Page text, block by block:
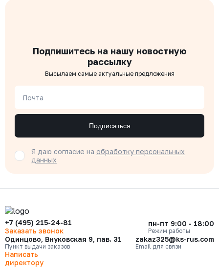
Подпишитесь на нашу новостную
рассылку
Высылаем самые актуальные предложения
Почта
Подписаться
Я даю согласие на обработку персональных
данных
+7 (495) 215-24-81
Заказать звонок
пн-пт 9:00 - 18:00
Режим работы
Одинцово, Внуковская 9, пав. 31
Пункт выдачи заказов
zakaz325@ks-rus.com
Email для связи
Написать
директору